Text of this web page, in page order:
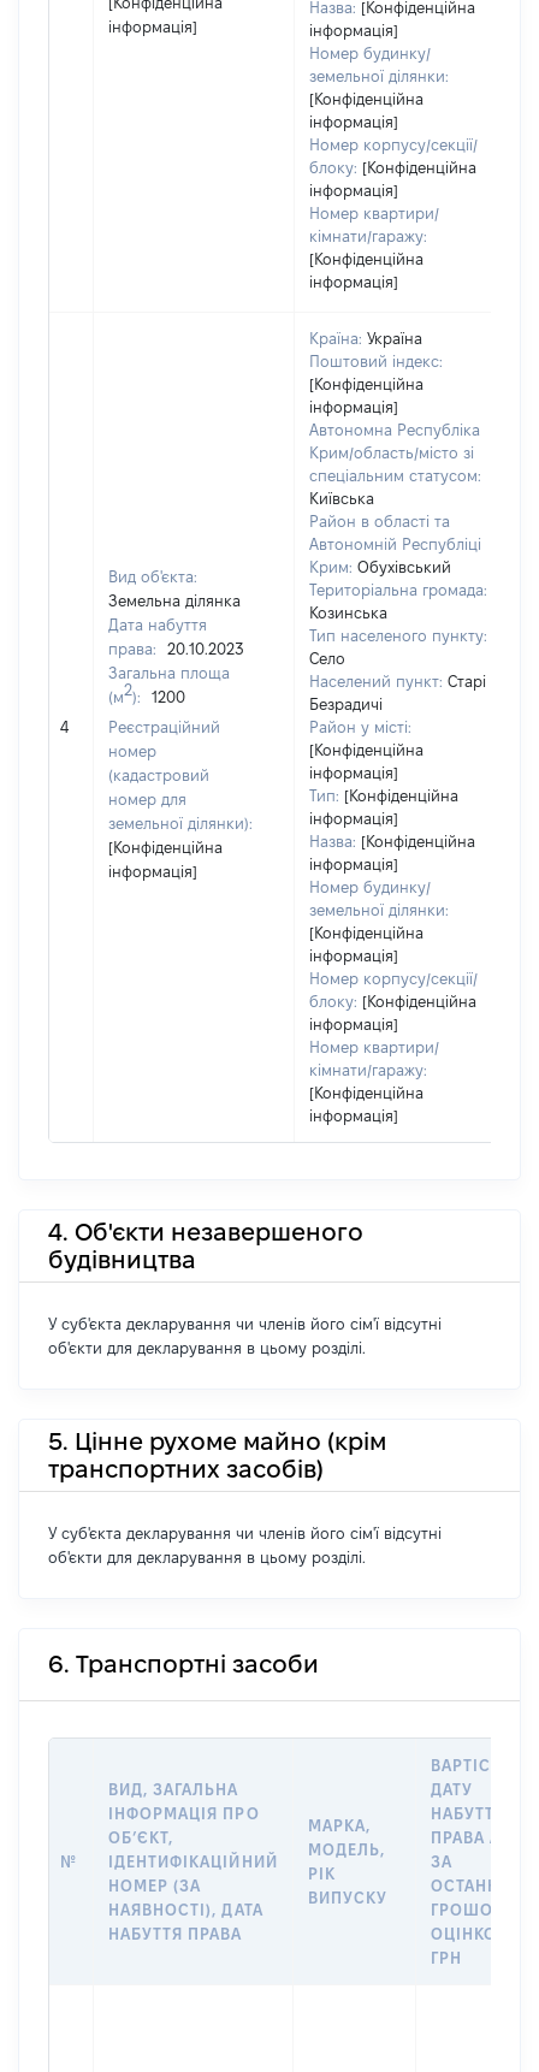
інформація]
Назва: [Конфіденційна
інформація]
Номер будинку/
земельної ділянки:
[Конфіденційна
інформація]
Номер корпусу/секції/
блоку: [Конфіденційна
інформація]
Номер квартири/
кімнати/гаражу:
[Конфіденційна
інформація]
4
Вид об'єкта:
Земельна ділянка
Дата набуття
права:
20.10.2023
Загальна площа
(м2):
1200
Реєстраційний
номер
(кадастровий
номер для
земельної ділянки):
[Конфіденційна
інформація]
Країна: Україна
Поштовий індекс:
[Конфіденційна
інформація]
Автономна Республіка
Крим/область/місто зі
спеціальним статусом:
Київська
Район в області та
Автономній Республіці
Крим: Обухівський
Територіальна громада:
Козинська
Тип населеного пункту:
Село
Населений пункт: Старі
Безрадичі
Район у місті:
[Конфіденційна
інформація]
Тип: [Конфіденційна
інформація]
Назва: [Конфіденційна
інформація]
Номер будинку/
земельної ділянки:
[Конфіденційна
інформація]
Номер корпусу/секції/
блоку: [Конфіденційна
інформація]
Номер квартири/
кімнати/гаражу:
[Конфіденційна
інформація]
4. Об'єкти незавершеного
будівництва
У суб'єкта декларування чи членів його сім'ї відсутні
об'єкти для декларування в цьому розділі.
5. Цінне рухоме майно (крім
транспортних засобів)
У суб'єкта декларування чи членів його сім'ї відсутні
об'єкти для декларування в цьому розділі.
6. Транспортні засоби
№
ВИД, ЗАГАЛЬНА
ІНФОРМАЦІЯ ПРО
ОБʼЄКТ,
ІДЕНТИФІКАЦІЙНИЙ
НОМЕР (ЗА
НАЯВНОСТІ), ДАТА
НАБУТТЯ ПРАВА
МАРКА,
МОДЕЛЬ,
РІК
ВИПУСКУ
ВАРТІСТЬ НА
ДАТУ
НАБУТТЯ
ПРАВА АБО
ЗА
ГРОШОВОЮ
ОЦІНКОЮ,
ГРН